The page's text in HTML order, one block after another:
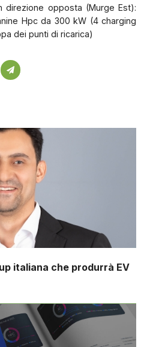
direzione opposta (Murge Est):
Hpc da 300 kW (4 charging
dei punti di ricarica)
italiana che produrrà EV